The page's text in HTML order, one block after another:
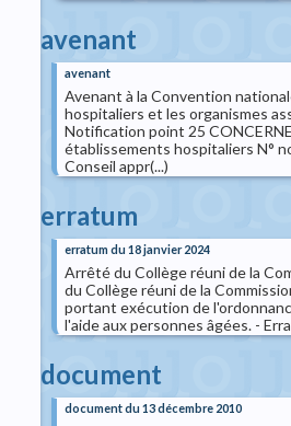
avenant
avenant
Avenant à la Convention
hospitaliers et les organismes
Notification point 25
établissements hospitaliers N°
Conseil appr(...)
erratum
erratum du 18 janvier 2024
Arrêté du Collège réuni de la
du Collège réuni de la
portant exécution de
l'aide aux personnes âgées. -
document
document du 13 décembre 2010